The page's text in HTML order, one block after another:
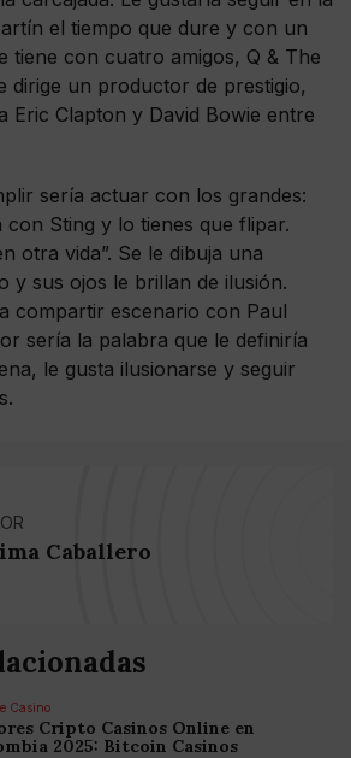
el tiempo que dure y con un
tiene con cuatro amigos, Q & The
dirige un productor de prestigio,
Eric Clapton y David Bowie entre
sería actuar con los grandes:
con Sting y lo tienes que flipar.
otra vida”. Se le dibuja una
y sus ojos le brillan de ilusión.
compartir escenario con Paul
sería la palabra que le definiría
le gusta ilusionarse y seguir
Caballero
Casino
Cripto Casinos Online en
2025: Bitcoin Casinos